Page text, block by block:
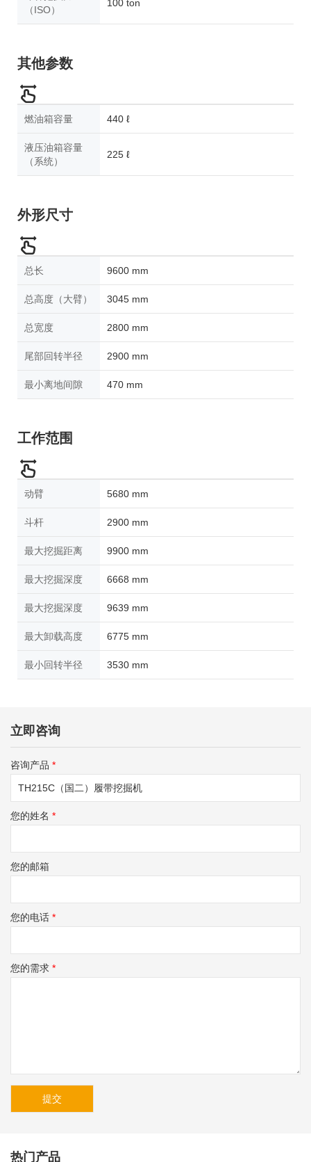
（ISO）
100 ton
其他参数
燃油箱容量 440 ℓ
液压油箱容量
（系统）
225 ℓ
外形尺寸
总长 9600 mm
总高度（大臂） 3045 mm
总宽度 2800 mm
尾部回转半径 2900 mm
最小离地间隙 470 mm
工作范围
动臂 5680 mm
斗杆 2900 mm
最大挖掘距离 9900 mm
最大挖掘深度 6668 mm
最大挖掘深度 9639 mm
最大卸载高度 6775 mm
最小回转半径 3530 mm
立即咨询
咨询产品 *
您的姓名 *
您的邮箱
您的电话 *
您的需求 *
热门产品